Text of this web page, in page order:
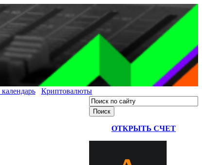
Криптовалюты
ОТКРЫТЬ СЧЕТ